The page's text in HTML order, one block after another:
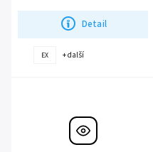
Detail
EX + další